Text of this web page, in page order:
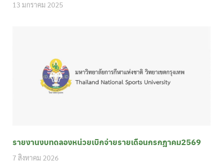
13 มกราคม 2025
รายงานงบทดลองหน่วยเบิกจ่ายรายเดือนกรกฎาคม2569
7 สิงหาคม 2026